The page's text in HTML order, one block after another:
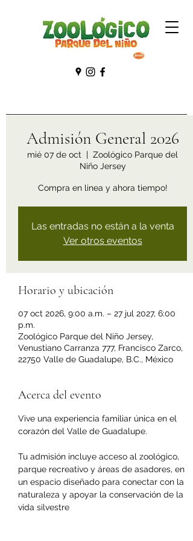
Admisión General 2026
mié 07 de oct
  |
Zoológico Parque del
Niño Jersey
Compra en linea y ahora tiempo!
Las entradas no están a la venta
Ver otros eventos
Horario y ubicación
07 oct 2026, 9:00 a.m. – 27 jul 2027, 6:00
p.m.
Zoológico Parque del Niño Jersey,
Venustiano Carranza 777, Francisco Zarco,
22750 Valle de Guadalupe, B.C., México
Acerca del evento
Vive una experiencia familiar única en el
corazón del Valle de Guadalupe.
Tu admisión incluye acceso al zoológico,
parque recreativo y áreas de asadores, en
un espacio diseñado para conectar con la
naturaleza y apoyar la conservación de la
vida silvestre